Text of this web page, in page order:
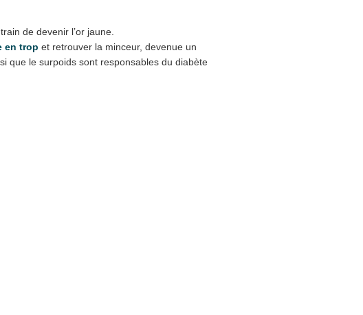
de devenir l’or jaune.
en trop et retrouver la minceur, devenue un
que le surpoids sont responsables du diabète